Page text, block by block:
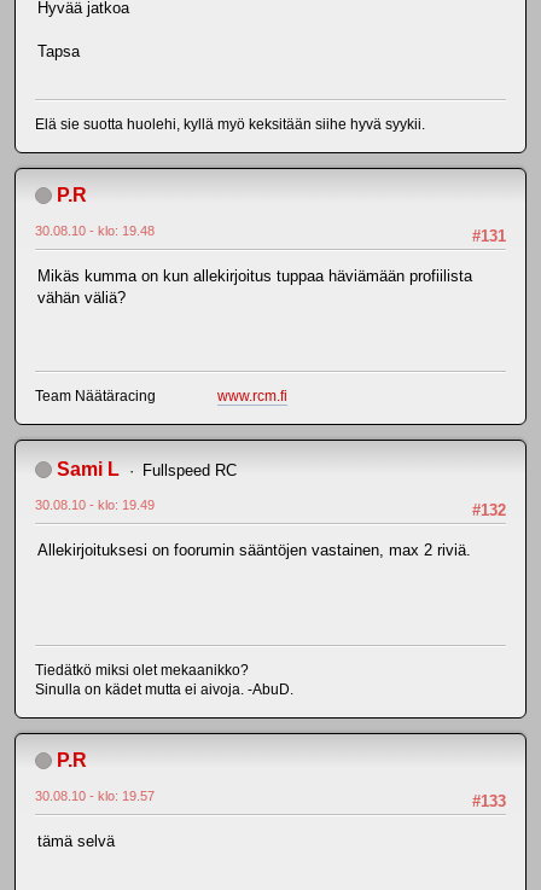
Hyvää jatkoa
Tapsa
Elä sie suotta huolehi, kyllä myö keksitään siihe hyvä syykii.
P.R
#131
30.08.10 - klo: 19.48
Mikäs kumma on kun allekirjoitus tuppaa häviämään profiilista
vähän väliä?
Team Näätäracing www.rcm.fi
Sami L Fullspeed RC
#132
30.08.10 - klo: 19.49
Allekirjoituksesi on foorumin sääntöjen vastainen, max 2 riviä.
Tiedätkö miksi olet mekaanikko?
Sinulla on kädet mutta ei aivoja. -AbuD.
P.R
#133
30.08.10 - klo: 19.57
tämä selvä